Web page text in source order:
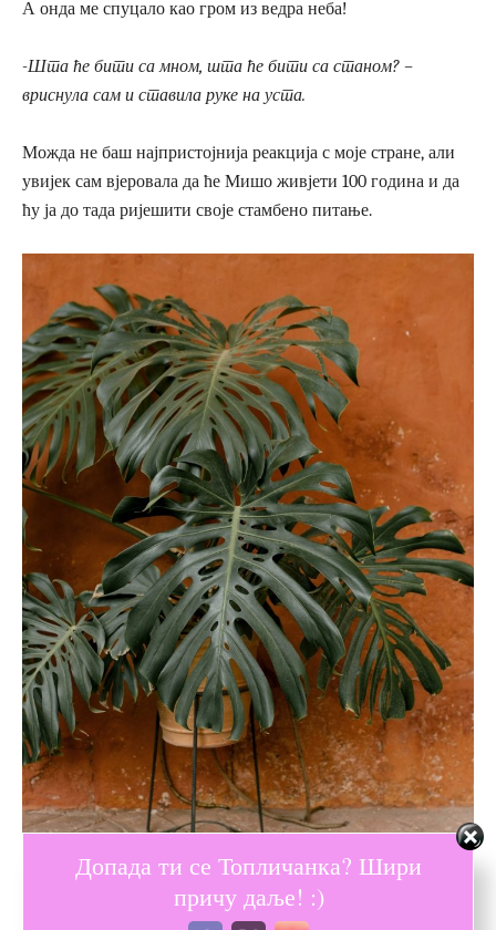
А онда ме спуцало као гром из ведра неба!
-Шта ће бити са мном, шта ће бити са станом? –
вриснула сам и ставила руке на уста.
Можда не баш најпристојнија реакција с моје стране, али
увијек сам вјеровала да ће Мишо живјети 100 година и да
ћу ја до тада ријешити своје стамбено питање.
Допада ти се Топличанка? Шири
причу даље! :)